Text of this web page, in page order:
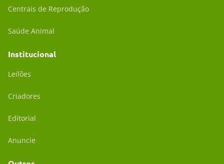
Centrais de Reprodução
Saúde Animal
Institucional
Leilões
Criadores
Editorial
Anuncie